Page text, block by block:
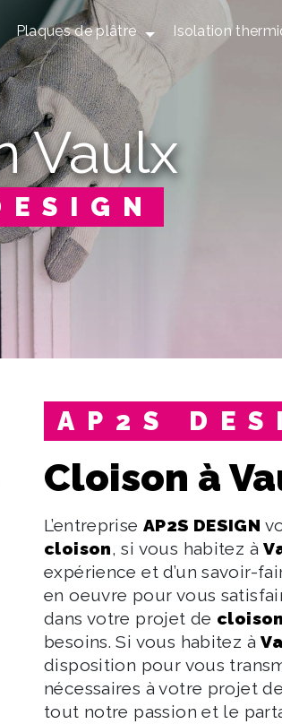
Plaques de plâtre Isolation
Vaulx
AP2S
cloison à
L’entrepriseAP2S DESIGN
cloison, si vous habitez à
expérience et d’un savoir-
en oeuvre pour vous
dans votre projet de cloison
besoins. Si vous habitez à
disposition pour vous
nécessaires à votre projet de
tout notre passion et le